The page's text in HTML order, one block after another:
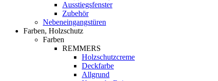
Ausstiegsfenster
Zubehör
Nebeneingangstüren
Farben, Holzschutz
Farben
REMMERS
Holzschutzcreme
Deckfarbe
Allgrund